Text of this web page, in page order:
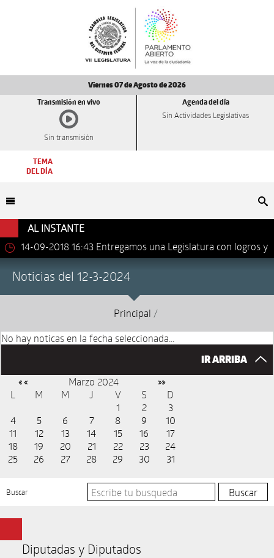
Viernes 07 de Agosto de 2026
Transmisión en vivo
Sin transmisión
Agenda del día
Sin Actividades Legislativas
TEMA
DEL DÍA
AL INSTANTE
14-09-2018 16:43 Entregamos una Legislatura con logros y
Noticias del 12-3-2024
Principal /
No hay noticas en la fecha seleccionada...
IR ARRIBA
« « Marzo 2024 »»
L M M J V S
D
1
2
3
4
5 6 7 8 9
10
11
12 13 14 15 16
17
18
19 20 21 22 23
24
25
26 27 28 29 30 31
Buscar
Diputadas y Diputados